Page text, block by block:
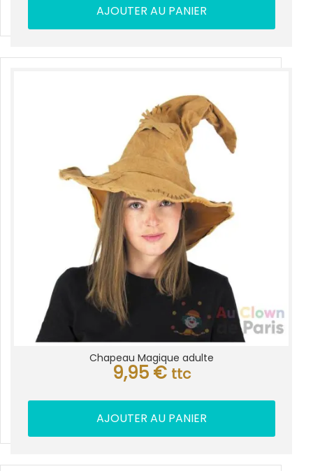
AJOUTER AU PANIER
Chapeau Magique adulte
9,95 € ttc
AJOUTER AU PANIER